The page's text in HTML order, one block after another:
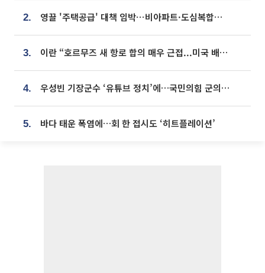
2. 영끌 '주택공급' 대책 임박⋯비아파트·도심복합까지 총동원
3. 이란 “호르무즈 새 항로 합의 매우 근접...미국 배상 먼저”
4. 우성빈 기장군수 ‘유튜브 정치’에…국민의힘 군의원들 집단 반발
5. 바다 태운 폭염에…회 한 접시도 ‘히트플레이션’